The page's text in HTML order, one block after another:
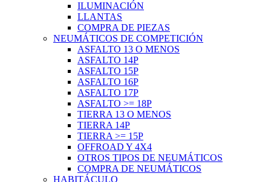
ILUMINACIÓN
LLANTAS
COMPRA DE PIEZAS
NEUMÁTICOS DE COMPETICIÓN
ASFALTO 13 O MENOS
ASFALTO 14P
ASFALTO 15P
ASFALTO 16P
ASFALTO 17P
ASFALTO >= 18P
TIERRA 13 O MENOS
TIERRA 14P
TIERRA >= 15P
OFFROAD Y 4X4
OTROS TIPOS DE NEUMÁTICOS
COMPRA DE NEUMÁTICOS
HABITÁCULO